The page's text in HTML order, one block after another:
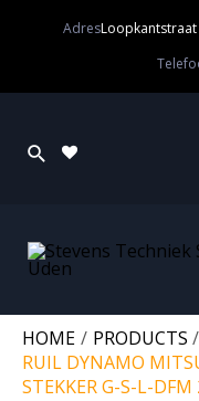
AdresLoopkantstraat
HOME
PRODUCTS
RUIL DYNAMO
STEKKER G-S-L-DFM